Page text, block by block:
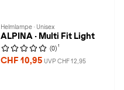
Helmlampe · Unisex
ALPINA · Multi Fit Light
(0) 1
CHF 10,95 UVP CHF 12,95